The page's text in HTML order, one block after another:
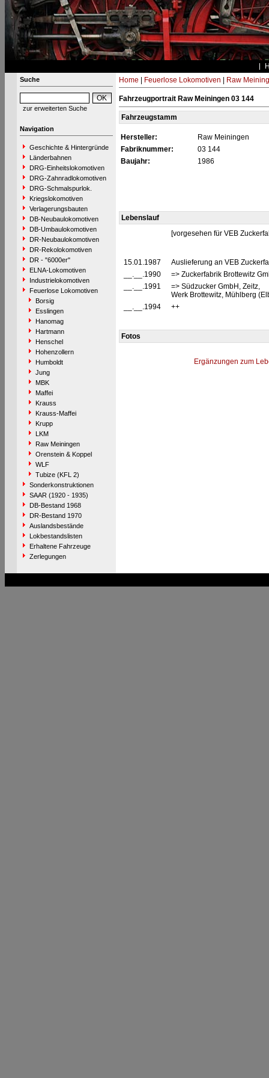
Suche
zur erweiterten Suche
Navigation
Geschichte & Hintergründe
Länderbahnen
DRG-Einheitslokomotiven
DRG-Zahnradlokomotiven
DRG-Schmalspurlok.
Kriegslokomotiven
Verlagerungsbauten
DB-Neubaulokomotiven
DB-Umbaulokomotiven
DR-Neubaulokomotiven
DR-Rekolokomotiven
DR - "6000er"
ELNA-Lokomotiven
Industrielokomotiven
Feuerlose Lokomotiven
Borsig
Esslingen
Hanomag
Hartmann
Henschel
Hohenzollern
Humboldt
Jung
MBK
Maffei
Krauss
Krauss-Maffei
Krupp
LKM
Raw Meiningen
Orenstein & Koppel
WLF
Tubize (KFL 2)
Sonderkonstruktionen
SAAR (1920 - 1935)
DB-Bestand 1968
DR-Bestand 1970
Auslandsbestände
Lokbestandslisten
Erhaltene Fahrzeuge
Zerlegungen
Home Feuerlose Lokomotiven Raw
Fahrzeugportrait Raw Meiningen 03 144
Fahrzeugstamm
Hersteller:
Raw Meiningen
Fabriknummer:
03 144
Baujahr:
1986
Lebenslauf
[vorgesehen für VEB
15.01.1987
Auslieferung an VEB
__.__.1990
=> Zuckerfabrik Brottewitz
__.__.1991
=> Südzucker GmbH, Zeitz,
Werk Brottewitz, Mühlberg
__.__.1994
++
Fotos
Ergänzungen zum